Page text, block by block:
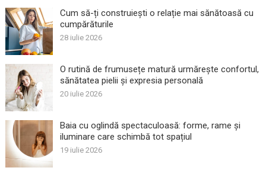
Cum să-ți construiești o relație mai sănătoasă cu
cumpărăturile
28 iulie 2026
O rutină de frumusețe matură urmărește confortul,
sănătatea pielii și expresia personală
20 iulie 2026
Baia cu oglindă spectaculoasă: forme, rame și
iluminare care schimbă tot spațiul
19 iulie 2026